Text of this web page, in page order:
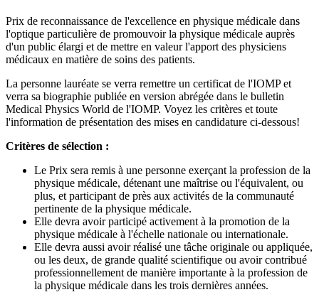
Prix de reconnaissance de l'excellence en physique médicale dans
l'optique particulière de promouvoir la physique médicale auprès
d'un public élargi et de mettre en valeur l'apport des physiciens
médicaux en matière de soins des patients.
La personne lauréate se verra remettre un certificat de l'IOMP et
verra sa biographie publiée en version abrégée dans le bulletin
Medical Physics World de l'IOMP. Voyez les critères et toute
l'information de présentation des mises en candidature ci-dessous!
Critères de sélection :
Le Prix sera remis à une personne exerçant la profession de la
physique médicale, détenant une maîtrise ou l'équivalent, ou
plus, et participant de près aux activités de la communauté
pertinente de la physique médicale.
Elle devra avoir participé activement à la promotion de la
physique médicale à l'échelle nationale ou internationale.
Elle devra aussi avoir réalisé une tâche originale ou appliquée,
ou les deux, de grande qualité scientifique ou avoir contribué
professionnellement de manière importante à la profession de
la physique médicale dans les trois dernières années.